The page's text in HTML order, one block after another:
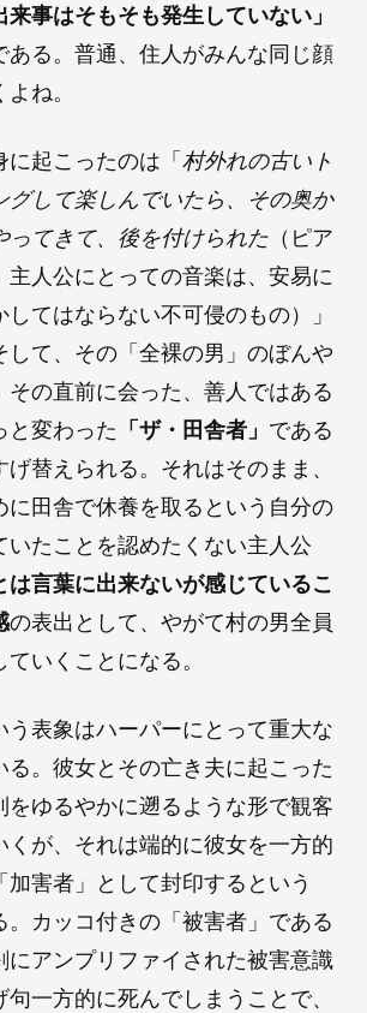
事はそもそも発生していない」
ある。普通、住人がみんな同じ顔
ね。
に起こったのは「村外れの古いト
グして楽しんでいたら、その奥か
ってきて、後を付けられた （ピア
主人公にとっての音楽は、安易に
てはならない不可侵のもの）」
して、その「全裸の男」のぼんや
その直前に会った、善人ではある
と変わった 「ザ・田舎者」 である
替えられる。それはそのまま、
に田舎で休養を取るという自分の
いたことを認めたくない主人公
は言葉に出来ないが感じているこ
の表出として、やがて村の男全員
いくことになる。
う表象はハーパーにとって重大な
る。彼女とその亡き夫に起こった
をゆるやかに遡るような形で観客
くが、それは端的に彼女を一方的
加害者」として封印するという
。カッコ付きの「被害者」である
にアンプリファイされた被害意識
一方的に死んでしまうことで、